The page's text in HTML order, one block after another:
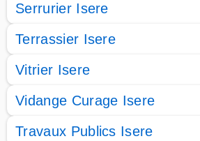
Serrurier Isere
Terrassier Isere
Vitrier Isere
Vidange Curage Isere
Travaux Publics Isere